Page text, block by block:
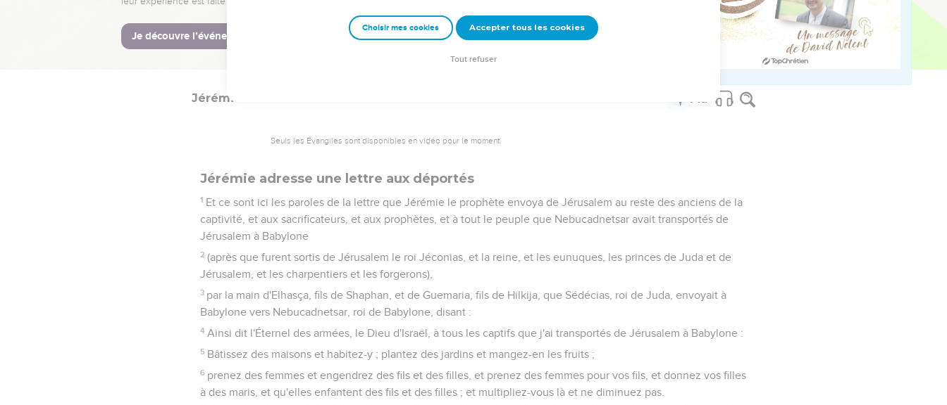
C'est pourquoi, ainsi dit l'Éternel : Voici, je te renvoie de dessus la face de la terre ; tu mourras cette année,
car tu as parlé de révolte contre l'Éternel.
Et Hanania le prophète mourut cette année-là, au septième mois.
Jérémie
Seuls les Évangiles sont disponibles en vidéo pour le moment.
Jérémie adresse une lettre aux déportés
1 Et ce sont ici les paroles de la lettre que Jérémie le prophète envoya de Jérusalem au reste des anciens de la
captivité, et aux sacrificateurs, et aux prophètes, et à tout le peuple que Nebucadnetsar avait transportés de
Jérusalem à Babylone
2 (après que furent sortis de Jérusalem le roi Jéconias, et la reine, et les eunuques, les princes de Juda et de
Jérusalem, et les charpentiers et les forgerons),
3 par la main d'Elhasça, fils de Shaphan, et de Guemaria, fils de Hilkija, que Sédécias, roi de Juda, envoyait à
Babylone vers Nebucadnetsar, roi de Babylone, disant :
4 Ainsi dit l'Éternel des armées, le Dieu d'Israël, à tous les captifs que j'ai transportés de Jérusalem à Babylone :
5 Bâtissez des maisons et habitez-y ; plantez des jardins et mangez-en les fruits ;
6 prenez des femmes et engendrez des fils et des filles, et prenez des femmes pour vos fils, et donnez vos filles
à des maris, et qu'elles enfantent des fils et des filles ; et multipliez-vous là et ne diminuez pas.
Choisir mes cookies Accepter tous les cookies
Tout refuser